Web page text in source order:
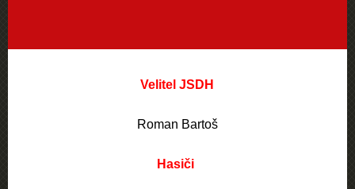
Velitel JSDH
Roman Bartoš
Hasiči